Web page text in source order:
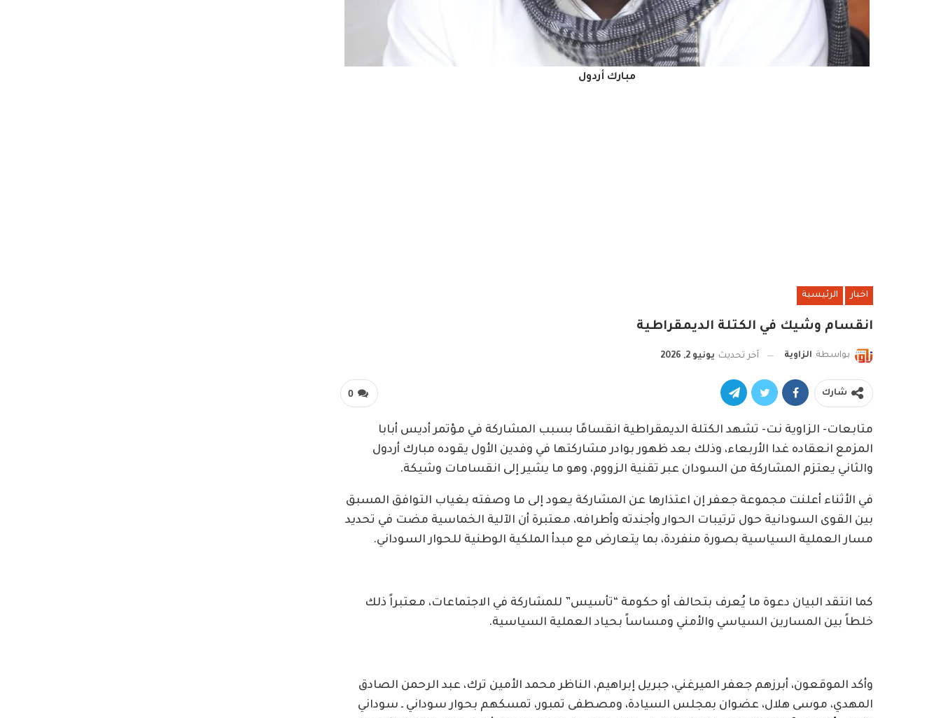
مبارك أردول
اخبار الرئيسية
انقسام وشيك في الكتلة الديمقراطية
بواسطة الزاوية آخر تحديث يونيو 2, 2026
0 شارك
متابعات- الزاوية نت- تشهد الكتلة الديمقراطية انقسامًا بسبب المشاركة في مؤتمر أديس أبابا
المزمع انعقاده غدا الأربعاء، وذلك بعد ظهور بوادر مشاركتها في وفدين الأول يقوده مبارك أردول
والثاني يعتزم المشاركة من السودان عبر تقنية الزووم، وهو ما يشير إلى انقسامات وشيكة.
في الأثناء أعلنت مجموعة جعفر إن اعتذارها عن المشاركة يعود إلى ما وصفته بغياب التوافق المسبق
بين القوى السودانية حول ترتيبات الحوار وأجندته وأطرافه، معتبرة أن الآلية الخماسية مضت في تحديد
مسار العملية السياسية بصورة منفردة، بما يتعارض مع مبدأ الملكية الوطنية للحوار السوداني.
كما انتقد البيان دعوة ما يُعرف بتحالف أو حكومة “تأسيس” للمشاركة في الاجتماعات، معتبراً ذلك
خلطاً بين المسارين السياسي والأمني ومساساً بحياد العملية السياسية.
وأكد الموقعون، أبرزهم جعفر الميرغني، جبريل إبراهيم، الناظر محمد الأمين ترك، عبد الرحمن الصادق
المهدي، موسى هلال، عضوان بمجلس السيادة، ومصطفى تمبور، تمسكهم بحوار سوداني ـ سوداني